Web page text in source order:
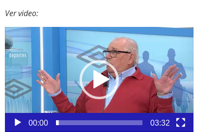
Ver video:
Reproductor
de
vídeo
00:00 03:32